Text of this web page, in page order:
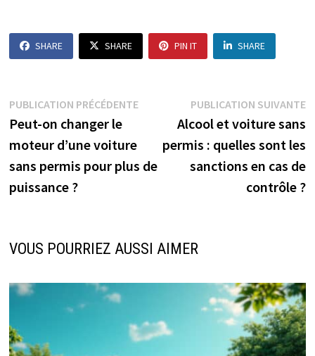
SHARE SHARE PIN IT SHARE
Navigation
de
l’article
PUBLICATION PRÉCÉDENTEPublication
précédente :
Peut-on changer le
moteur d’une voiture
sans permis pour plus de
puissance ?
PUBLICATION SUIVANTE
Alcool et voiture sans
permis : quelles sont les
sanctions en cas de
contrôle ?
VOUS POURRIEZ AUSSI AIMER